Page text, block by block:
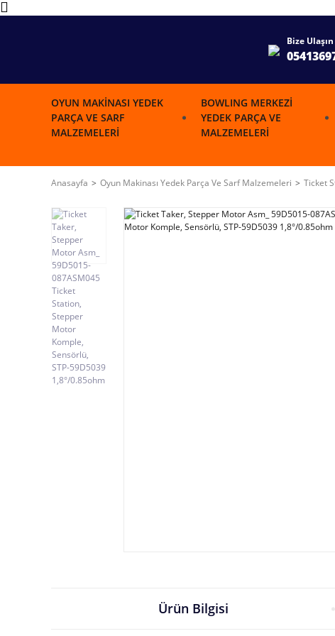
Bize Ulaşın
OYUN MAKINASI YEDEK
PARÇA VE SARF
MALZEMELERI
BOWLING MERKEZI
YEDEK PARÇA VE
MALZEMELERI
Anasayfa Oyun Makinası Yedek Parça Ve Sarf Malzemeleri Ticket
Ürün Bilgisi